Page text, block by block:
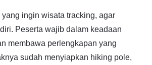
ingin wisata tracking, agar
Peserta wajib dalam keadaan
membawa perlengkapan yang
sudah menyiapkan hiking pole,